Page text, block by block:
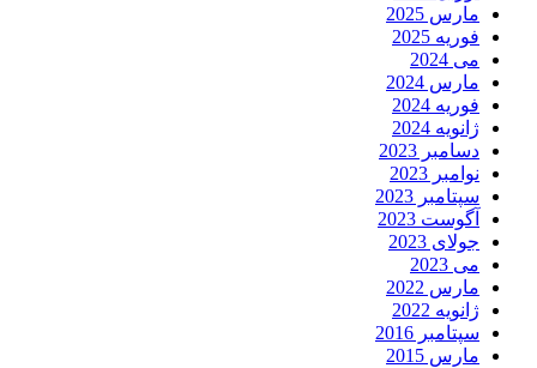
مارس 2025
فوریه 2025
می 2024
مارس 2024
فوریه 2024
ژانویه 2024
دسامبر 2023
نوامبر 2023
سپتامبر 2023
آگوست 2023
جولای 2023
می 2023
مارس 2022
ژانویه 2022
سپتامبر 2016
مارس 2015